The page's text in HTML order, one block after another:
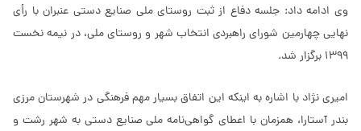
وی ادامه داد: جلسه دفاع از ثبت روستای ملی صنایع دستی عنبران با رأی
نهایی چهارمین شورای راهبردی انتخاب شهر و روستای ملی، در نیمه نخست
۱۳۹۹ برگزار شد.
امیری نژاد با اشاره به اینکه این اتفاق بسیار مهم فرهنگی در شهرستان مرزی
بندر آستارا، همزمان با اعطای گواهی‌نامه ملی صنایع دستی به شهر رشت و